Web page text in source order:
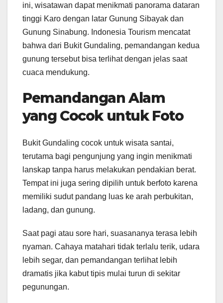
ini, wisatawan dapat menikmati panorama dataran
tinggi Karo dengan latar Gunung Sibayak dan
Gunung Sinabung. Indonesia Tourism mencatat
bahwa dari Bukit Gundaling, pemandangan kedua
gunung tersebut bisa terlihat dengan jelas saat
cuaca mendukung.
Pemandangan Alam
yang Cocok untuk Foto
Bukit Gundaling cocok untuk wisata santai,
terutama bagi pengunjung yang ingin menikmati
lanskap tanpa harus melakukan pendakian berat.
Tempat ini juga sering dipilih untuk berfoto karena
memiliki sudut pandang luas ke arah perbukitan,
ladang, dan gunung.
Saat pagi atau sore hari, suasananya terasa lebih
nyaman. Cahaya matahari tidak terlalu terik, udara
lebih segar, dan pemandangan terlihat lebih
dramatis jika kabut tipis mulai turun di sekitar
pegunungan.